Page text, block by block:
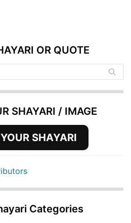
OR QUOTE
SHAYARI / IMAGE
SHAYARI
Categories